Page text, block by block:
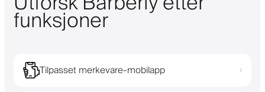
funksjoner
Tilpasset merkevare-mobilapp ›